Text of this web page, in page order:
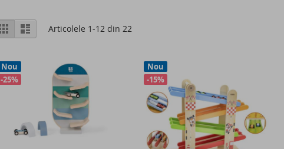
Vizualizare
ca
Grila Lista Articolele 1-12din 22
Nou
-25%
Nou
-15%